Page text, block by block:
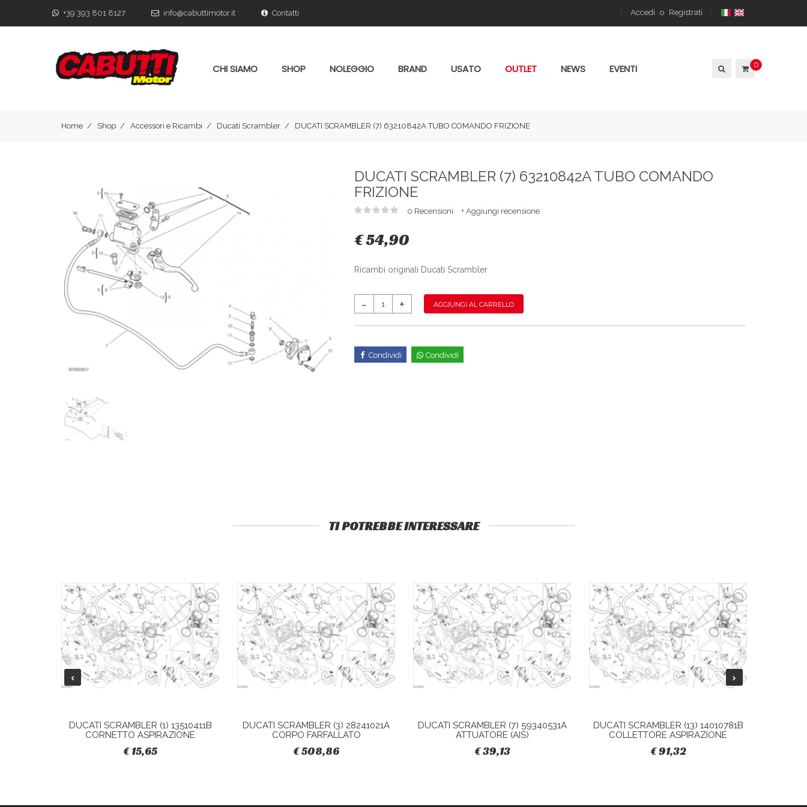
+39 393 801 8127 info@cabuttimotor.it Contatti Accedi o Registrati
0
CHI SIAMO SHOP NOLEGGIO BRAND USATO OUTLET NEWS EVENTI
Home Shop Accessori e Ricambi Ducati Scrambler DUCATI SCRAMBLER (7) 63210842A TUBO COMANDO FRIZIONE
DUCATI SCRAMBLER (7) 63210842A TUBO COMANDO
FRIZIONE
0 Recensioni + Aggiungi recensione
€ 54,90
Ricambi originali Ducati Scrambler
AGGIUNGI AL CARRELLO
Condividi Condividi
TI POTREBBE INTERESSARE
DUCATI SCRAMBLER (1) 13510411B
CORNETTO ASPIRAZIONE
€ 15,65
DUCATI SCRAMBLER (3) 28241021A
CORPO FARFALLATO
€ 508,86
DUCATI SCRAMBLER (7) 59340531A
ATTUATORE (AIS)
€ 39,13
DUCATI SCRAMBLER (13) 14010781B
COLLETTORE ASPIRAZIONE
€ 91,32